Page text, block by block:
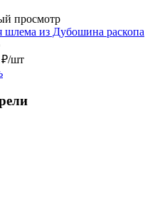
просмотр
шлема из Дубошина раскопа
₽/шт